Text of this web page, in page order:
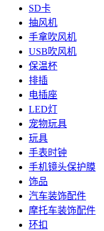
SD卡
抽风机
手拿吹风机
USB吹风机
保温杯
排插
电插座
LED灯
宠物玩具
玩具
手表时钟
手机镜头保护膜
饰品
汽车装饰配件
摩托车装饰配件
环扣